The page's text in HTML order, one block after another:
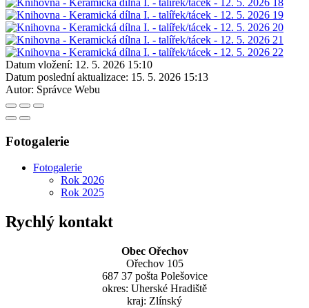
Datum vložení: 12. 5. 2026 15:10
Datum poslední aktualizace: 15. 5. 2026 15:13
Autor: Správce Webu
Fotogalerie
Fotogalerie
Rok 2026
Rok 2025
Rychlý kontakt
Obec Ořechov
Ořechov 105
687 37 pošta Polešovice
okres: Uherské Hradiště
kraj: Zlínský